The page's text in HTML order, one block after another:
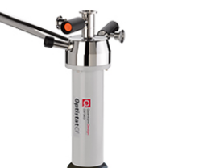
的荧光光谱的方法，是OptistatDN/CF
，使得样品更换更为快捷。这种低温
医疗和化学领域中有机成分的研究。